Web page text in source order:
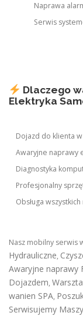
Naprawa
Serwis
Dlaczego
Elektryka
Dojazd do klienta
Awaryjne naprawy
Diagnostyka
Profesjonalny
Obsługa
Nasz mobilny serwis
Hydrauliczne,
Awaryjne naprawy
Dojazdem,
wanien SPA,
Serwisujemy